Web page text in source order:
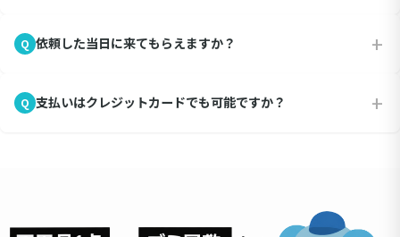
物が溢れているお部屋の片付け・清掃も承ります。なお、分別作
をお聞かせください。
Q 依頼した当日に来てもらえますか？ +
当日のご依頼にも可能な限り対応しますが、スタッフの予定次第
Q 支払いはクレジットカードでも可能ですか？ +